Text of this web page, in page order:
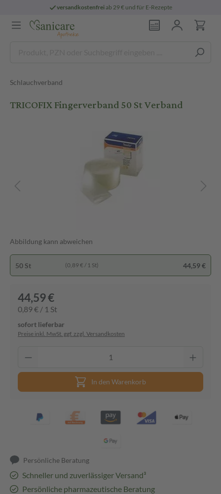
versandkostenfreiab 29 € und für E-Rezepte
Schlauchverband
TRICOFIX Fingerverband 50 St Verband
Abbildung kann abweichen
50 St (0,89 € / 1 St) 44,59 €
44,59 €
0,89 € / 1 St
sofort lieferbar
Preise inkl. MwSt. ggf. zzgl. Versandkosten
In den Warenkorb
Persönliche Beratung
Schneller und zuverlässiger Versand³
Persönliche pharmazeutische Beratung